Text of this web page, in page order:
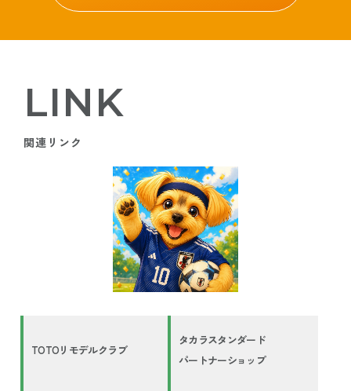
LINK
関連リンク
TOTOリモデルクラブ
タカラスタンダード
パートナーショップ